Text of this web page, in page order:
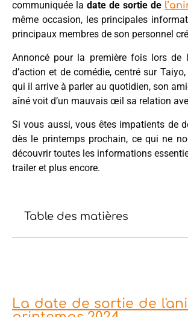
communiquée ladate de sortie de
même occasion, les principales
principaux membres de son personnel
Annoncé pour la première fois lors de
d’action et de comédie, centré sur
qui il arrive à parler au quotidien, son
aîné voit d’un mauvais œil sa relation
Si vous aussi, vous êtes impatients de
dès le printemps prochain, ce qui ne
découvrir toutes les informations
trailer et plus encore.
Table des matières
La date de sortie de